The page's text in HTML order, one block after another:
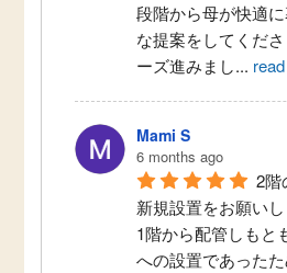
段階から母が快適
な提案をしてくだ
ーズ進みまし...
Mami S
6 months ago
2階
新規設置をお願いし
1階から配管しもと
への設置であったた